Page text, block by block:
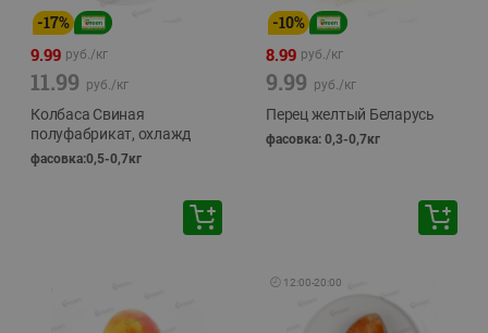
-17%
9.99 руб./кг
11.99 руб./кг
Колбаса Свиная
полуфабрикат, охлажд
фасовка:0,5-0,7кг
-10%
8.99 руб./кг
9.99 руб./кг
Перец желтый Беларусь
фасовка: 0,3-0,7кг
🕘 12:00-20:00